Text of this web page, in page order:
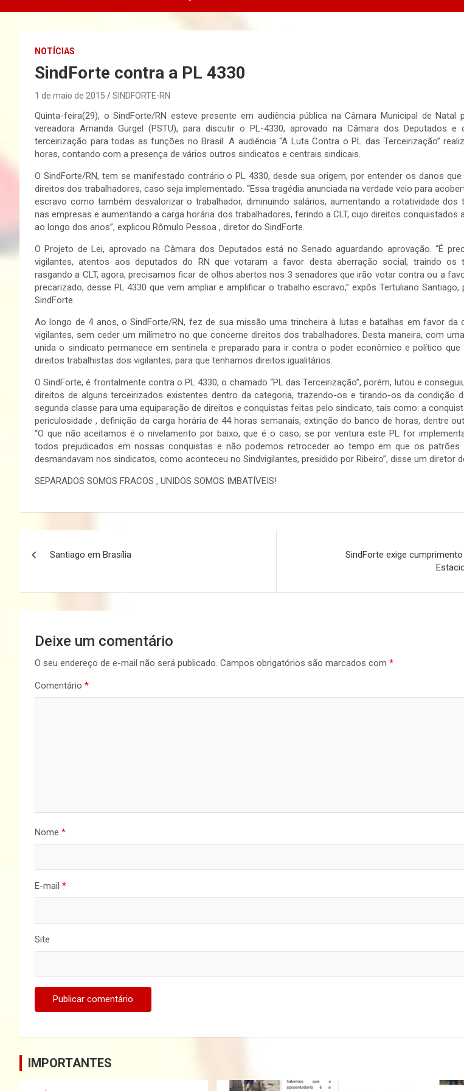
NOTÍCIAS
SindForte contra a PL 4330
1 de maio de 2015 SINDFORTE-RN
Quinta-feira(29), o SindForte/RN esteve presente em audiência pública na Câmara Municipal de Natal
vereadora Amanda Gurgel (PSTU), para discutir o PL-4330, aprovado na Câmara dos Deputados e
terceirização para todas as funções no Brasil. A audiência “A Luta Contra o PL das Terceirização”
horas, contando com a presença de vários outros sindicatos e centrais sindicais.
O SindForte/RN, tem se manifestado contrário o PL 4330, desde sua origem, por entender os danos
direitos dos trabalhadores, caso seja implementado. “Essa tragédia anunciada na verdade veio para
escravo como também desvalorizar o trabalhador, diminuindo salários, aumentando a rotatividade dos
nas empresas e aumentando a carga horária dos trabalhadores, ferindo a CLT, cujo direitos conquistados
ao longo dos anos”, explicou Rômulo Pessoa , diretor do SindForte.
O Projeto de Lei, aprovado na Câmara dos Deputados está no Senado aguardando aprovação. “É
vigilantes, atentos aos deputados do RN que votaram a favor desta aberração social, traindo os
rasgando a CLT, agora, precisamos ficar de olhos abertos nos 3 senadores que irão votar contra ou a
precarizado, desse PL 4330 que vem ampliar e amplificar o trabalho escravo,” expôs Tertuliano Santiago,
SindForte.
Ao longo de 4 anos, o SindForte/RN, fez de sua missão uma trincheira à lutas e batalhas em favor da
vigilantes, sem ceder um milímetro no que concerne direitos dos trabalhadores. Desta maneira, com
unida o sindicato permanece em sentinela e preparado para ir contra o poder econômico e político que
direitos trabalhistas dos vigilantes, para que tenhamos direitos igualitários.
O SindForte, é frontalmente contra o PL 4330, o chamado “PL das Terceirização”, porém, lutou e
direitos de alguns terceirizados existentes dentro da categoria, trazendo-os e tirando-os da condição
segunda classe para uma equiparação de direitos e conquistas feitas pelo sindicato, tais como: a
periculosidade , definição da carga horária de 44 horas semanais, extinção do banco de horas, dentre
“O que não aceitamos é o nivelamento por baixo, que é o caso, se por ventura este PL for
todos prejudicados em nossas conquistas e não podemos retroceder ao tempo em que os patrões
desmandavam nos sindicatos, como aconteceu no Sindvigilantes, presidido por Ribeiro”, disse um diretor
SEPARADOS SOMOS FRACOS , UNIDOS SOMOS IMBATÍVEIS!
Post
Santiago em Brasília
SindForte exige
Deixe um comentário
O seu endereço de e-mail não será publicado. Campos obrigatórios são marcados com *
Comentário *
Nome *
E-mail *
Site
IMPORTANTES